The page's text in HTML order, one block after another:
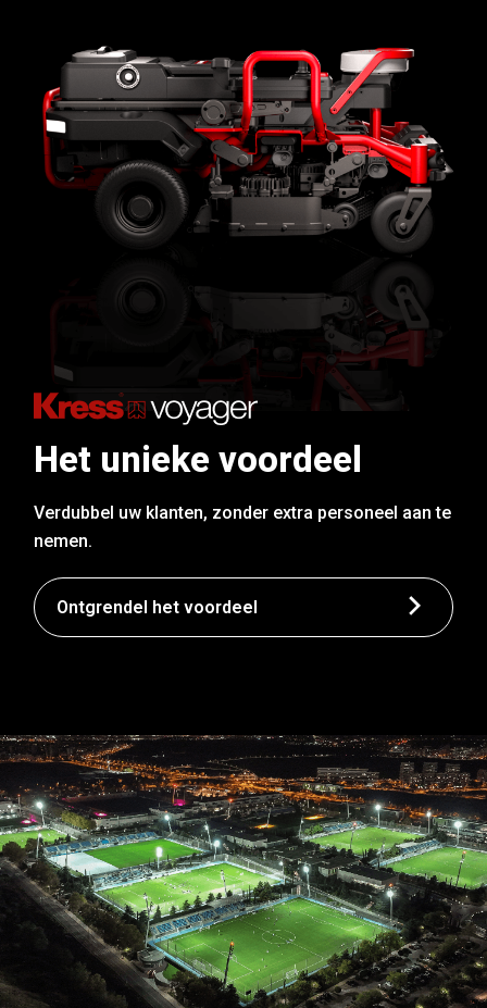
Het unieke voordeel
Verdubbel uw klanten, zonder extra personeel aan te
nemen.
Ontgrendel het voordeel